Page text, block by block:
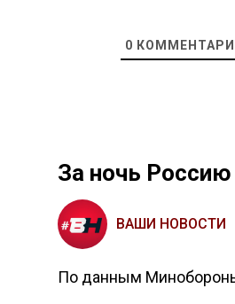
0
За ночь
ВАШИ НОВОСТИ
По данным